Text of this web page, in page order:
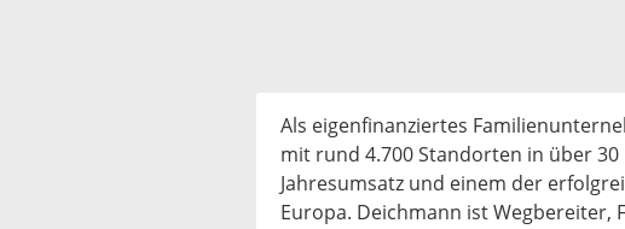
Als eigenfinanziertes
mit rund 4.700 Standorten in über
Jahresumsatz und einem der
Europa. Deichmann ist Wegbereiter,